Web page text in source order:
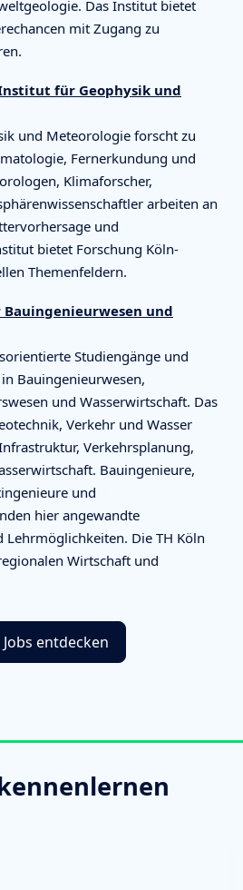
Das Institut bietet
mit Zugang zu
für Geophysik und
und Meteorologie forscht zu
Fernerkundung und
Klimaforscher,
arbeiten an
und
bietet Forschung Köln-
Themenfeldern.
und
Studiengänge und
Bauingenieurwesen,
und Wasserwirtschaft. Das
Verkehr und Wasser
Verkehrsplanung,
Bauingenieure,
und
hier angewandte
Lehrmöglichkeiten. Die TH Köln
Wirtschaft und
Jobs entdecken